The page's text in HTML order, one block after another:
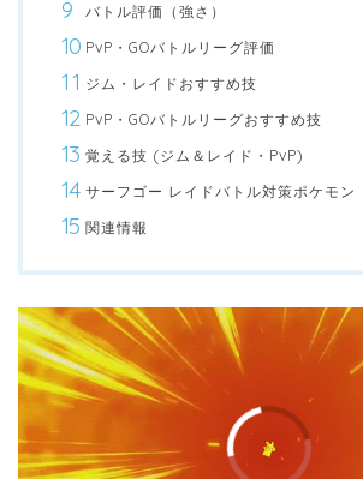
バトル評価（強さ）
PvP・GOバトルリーグ評価
ジム・レイドおすすめ技
PvP・GOバトルリーグおすすめ技
覚える技 (ジム＆レイド・PvP)
サーフゴー レイドバトル対策ポケモン
関連情報